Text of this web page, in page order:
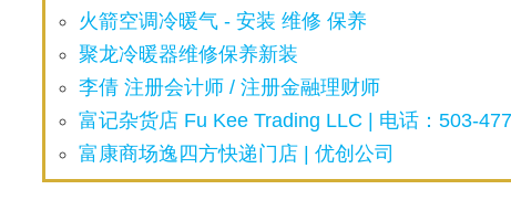
火箭空调冷暖气 - 安装 维修 保养
聚龙冷暖器维修保养新装
李倩 注册会计师 / 注册金融理财师
富记杂货店 Fu Kee Trading LLC | 电话：503-
富康商场逸四方快递门店 | 优创公司